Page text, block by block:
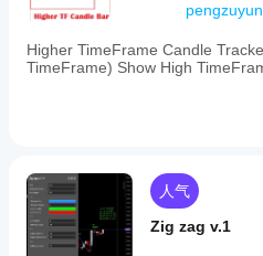
pengzuyun
Higher TimeFrame Candle
TimeFrame) Show High
人气
Zig zag v.1